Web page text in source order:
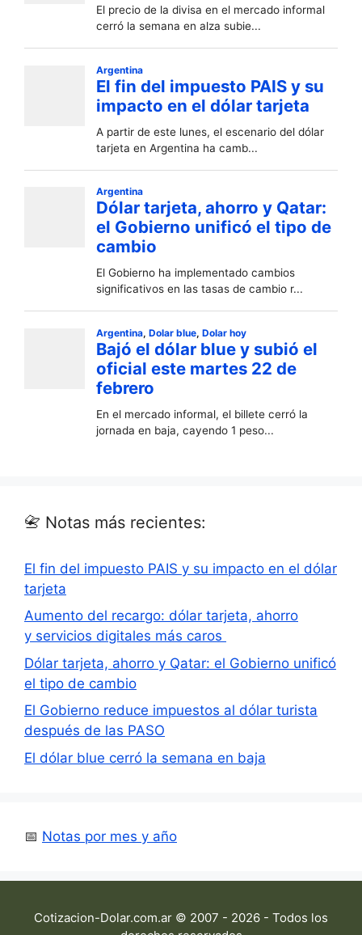
📇 Notas más recientes:
El fin del impuesto PAIS y su impacto en el dólar
tarjeta
Aumento del recargo: dólar tarjeta, ahorro
y servicios digitales más caros
Dólar tarjeta, ahorro y Qatar: el Gobierno unificó
el tipo de cambio
El Gobierno reduce impuestos al dólar turista
después de las PASO
El dólar blue cerró la semana en baja
📅 Notas por mes y año
Cotizacion-Dolar.com.ar © 2007 - 2026 - Todos los